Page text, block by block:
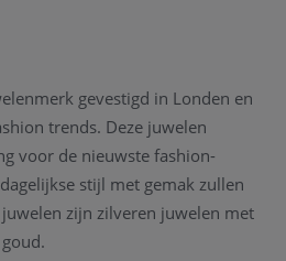
gevestigd in Londen en
trends. Deze juwelen
voor de nieuwste fashion-
stijl met gemak zullen
zijn zilveren juwelen met